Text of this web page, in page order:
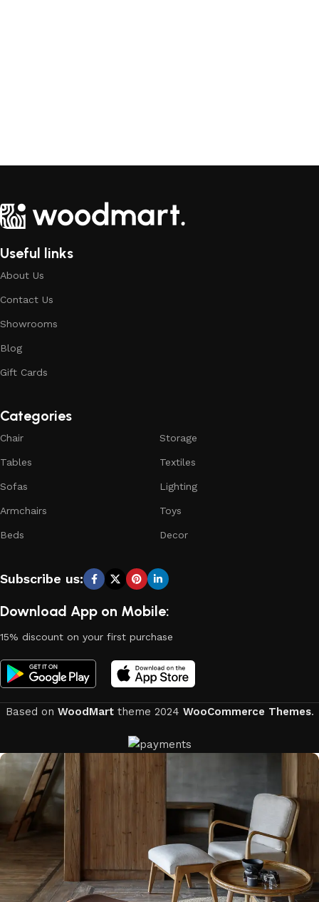
Useful links
About Us
Contact Us
Showrooms
Blog
Gift Cards
Categories
Chair
Tables
Sofas
Armchairs
Beds
Storage
Textiles
Lighting
Toys
Decor
Subscribe us:
Download App on Mobile:
15% discount on your first purchase
Based on WoodMarttheme 2024 WooCommerce Themes.